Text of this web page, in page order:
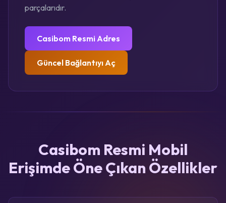
parçalarıdır.
Casibom Resmi Adres
Güncel Bağlantıyı Aç
Casibom Resmi Mobil
Erişimde Öne Çıkan Özellikler